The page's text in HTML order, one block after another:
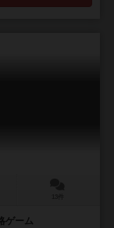
ゲーム